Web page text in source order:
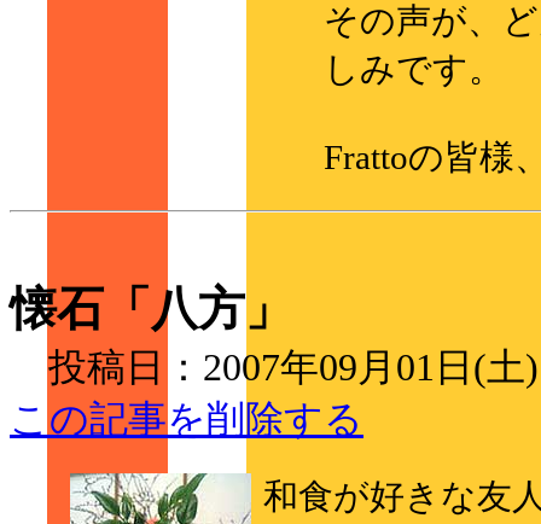
その声が、
しみです。
Frattoの皆様
懐石「八方」
投稿日：2007年09月01日(
この記事を削除する
和食が好きな友